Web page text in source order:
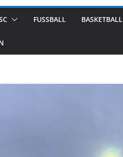
FUSSBALL BASKETBALL